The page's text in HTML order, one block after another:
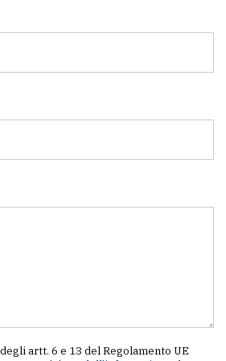
artt. 6 e 13 del Regolamento UE